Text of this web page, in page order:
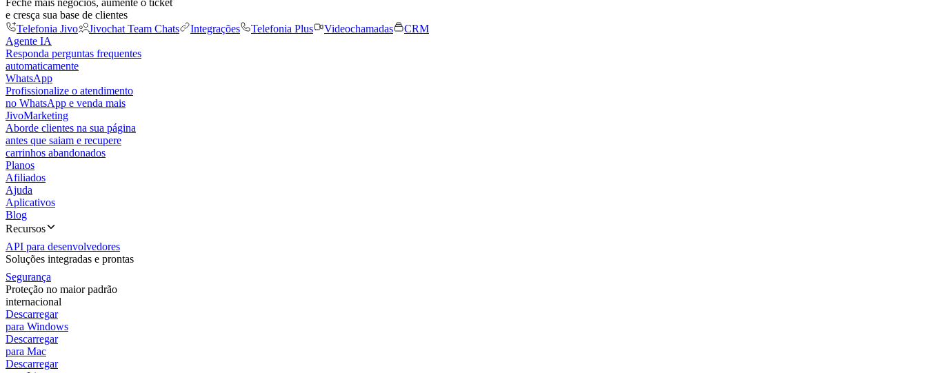
Feche mais negócios, aumente o ticket
e cresça sua base de clientes
Telefonia Jivo
Jivochat Team Chats Integrações Telefonia Plus Videochamadas
CRM
Agente IA
Responda perguntas frequentes
automaticamente
WhatsApp
Profissionalize o atendimento
no WhatsApp e venda mais
JivoMarketing
Aborde clientes na sua página
antes que saiam e recupere
carrinhos abandonados
Planos
Afiliados
Ajuda
Aplicativos
Blog
Recursos
API para desenvolvedores
Soluções integradas e prontas
Segurança
Proteção no maior padrão
internacional
Descarregar
para Windows
Descarregar
para Mac
Descarregar